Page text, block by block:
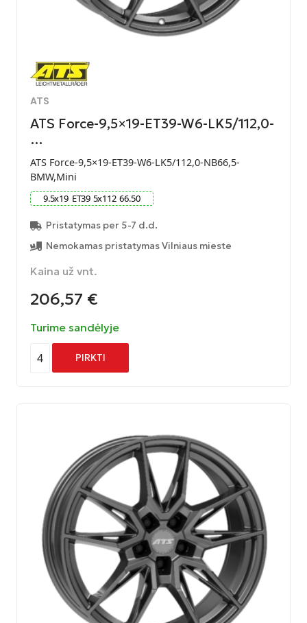
ATS
ATS Force-9,5×19-ET39-W6-LK5/112,0-
…
ATS Force-9,5×19-ET39-W6-LK5/112,0-NB66,5-
BMW,Mini
9.5x19 ET39 5x112 66.50
Pristatymas per 5-7 d.d.
Nemokamas pristatymas Vilniaus mieste
Kaina už vnt.
206,57 €
Turime sandėlyje
4 PIRKTI